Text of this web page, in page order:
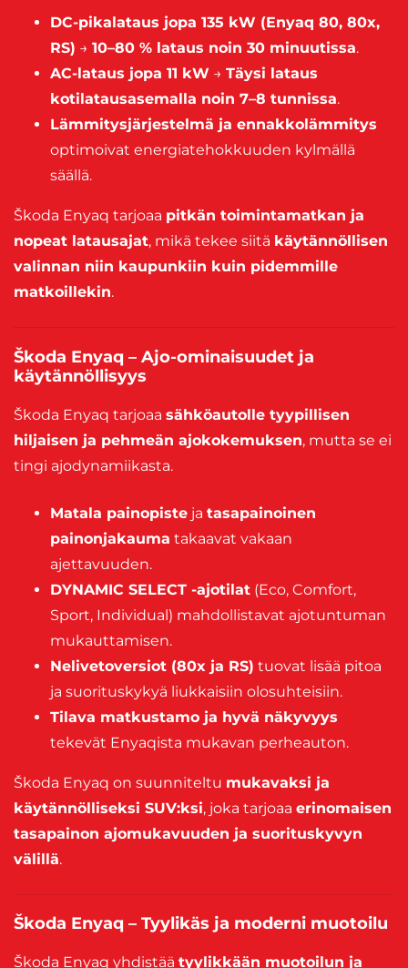
DC-pikalataus jopa 135 kW (Enyaq 80, 80x,
RS) → 10–80 % lataus noin 30 minuutissa.
AC-lataus jopa 11 kW → Täysi lataus
kotilatausasemalla noin 7–8 tunnissa.
Lämmitysjärjestelmä ja ennakkolämmitys
optimoivat energiatehokkuuden kylmällä
säällä.
Škoda Enyaq tarjoaa pitkän toimintamatkan ja
nopeat latausajat, mikä tekee siitä käytännöllisen
valinnan niin kaupunkiin kuin pidemmille
matkoillekin.
Škoda Enyaq – Ajo-ominaisuudet ja
käytännöllisyys
Škoda Enyaq tarjoaa sähköautolle tyypillisen
hiljaisen ja pehmeän ajokokemuksen, mutta se ei
tingi ajodynamiikasta.
Matala painopiste ja tasapainoinen
painonjakauma takaavat vakaan
ajettavuuden.
DYNAMIC SELECT -ajotilat (Eco, Comfort,
Sport, Individual) mahdollistavat ajotuntuman
mukauttamisen.
Nelivetoversiot (80x ja RS) tuovat lisää pitoa
ja suorituskykyä liukkaisiin olosuhteisiin.
Tilava matkustamo ja hyvä näkyvyys
tekevät Enyaqista mukavan perheauton.
Škoda Enyaq on suunniteltu mukavaksi ja
käytännölliseksi SUV:ksi, joka tarjoaa erinomaisen
tasapainon ajomukavuuden ja suorituskyvyn
välillä.
Škoda Enyaq – Tyylikäs ja moderni muotoilu
Škoda Enyaq yhdistää tyylikkään muotoilun ja